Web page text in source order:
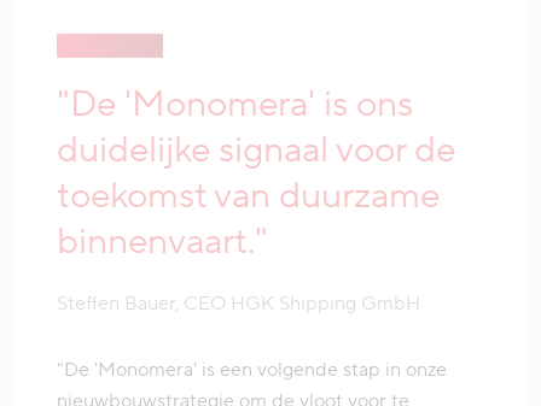
"De 'Monomera' is ons
duidelijke signaal voor de
toekomst van duurzame
binnenvaart."
Steffen Bauer, CEO HGK Shipping GmbH
"De 'Monomera' is een volgende stap in onze
nieuwbouwstrategie om de vloot voor te